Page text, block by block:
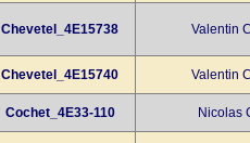
Chevetel_4E15738 Valentin
Chevetel_4E15740 Valentin
Cochet_4E33-110 Nicolas